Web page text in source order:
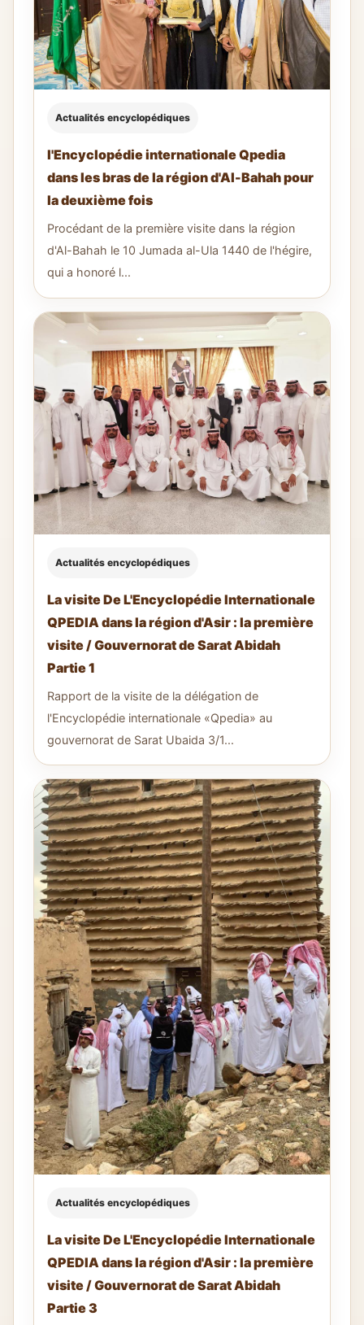
Actualités encyclopédiques
l'Encyclopédie internationale Qpedia
dans les bras de la région d'Al-Bahah pour
la deuxième fois
Procédant de la première visite dans la région
d'Al-Bahah le 10 Jumada al-Ula 1440 de l'hégire,
qui a honoré l...
Actualités encyclopédiques
La visite De L'Encyclopédie Internationale
QPEDIA dans la région d'Asir : la première
visite / Gouvernorat de Sarat Abidah
Partie 1
Rapport de la visite de la délégation de
l'Encyclopédie internationale «Qpedia» au
gouvernorat de Sarat Ubaida 3/1...
Actualités encyclopédiques
La visite De L'Encyclopédie Internationale
QPEDIA dans la région d'Asir : la première
visite / Gouvernorat de Sarat Abidah
Partie 3